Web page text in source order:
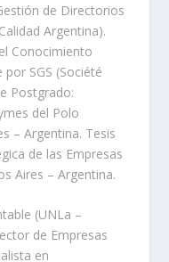
de Directorios
Argentina).
Conocimiento
SGS (Société
Postgrado:
del Polo
– Argentina. Tesis
de las Empresas
Aires – Argentina.
(UNLa –
de Empresas
en